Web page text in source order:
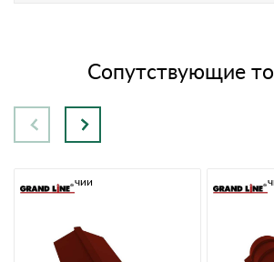
Сопутствующие
В наличии В